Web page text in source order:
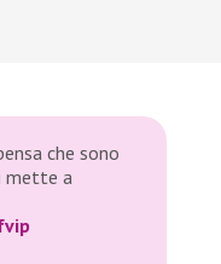
che sono
mette a